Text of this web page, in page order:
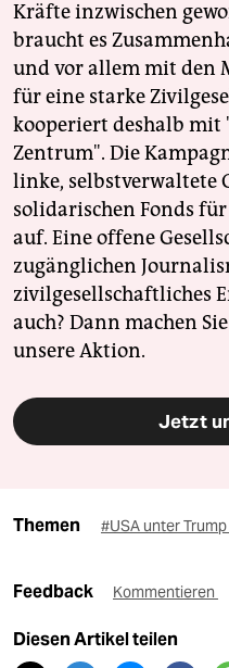
Kräfte inzwischen
braucht es
und vor allem mit den
für eine starke
kooperiert deshalb
Zentrum". Die
linke, selbstverwaltete
solidarischen Fonds
auf. Eine offene
zugänglichen
zivilgesellschaftliches
auch? Dann machen
unsere Aktion.
Jetzt
Themen #USA unter Trump
Feedback Kommentieren
Diesen Artikel teilen